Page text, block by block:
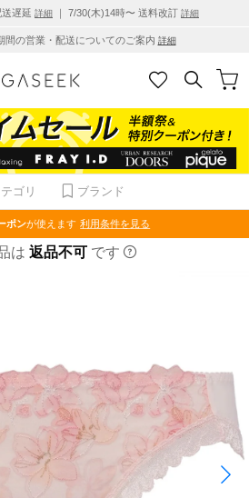
遅延 詳細 ｜ 7/30(木)14時〜 送料改訂 詳細
間の営業・配送についてのご案内 詳細
ゴリ ブランド
ポンが使えます 利用条件を見る
は 返品不可 です